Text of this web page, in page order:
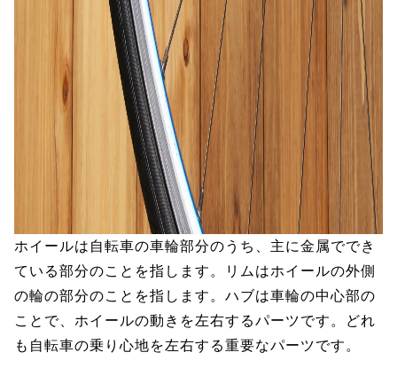
ホイールは自転車の車輪部分のうち、主に金属ででき
ている部分のことを指します。リムはホイールの外側
の輪の部分のことを指します。ハブは車輪の中心部の
ことで、ホイールの動きを左右するパーツです。どれ
も自転車の乗り心地を左右する重要なパーツです。